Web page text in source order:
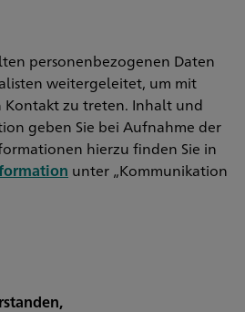
personenbezogenen Daten
weitergeleitet, um mit
Kontakt zu treten. Inhalt und
geben Sie bei Aufnahme der
hierzu finden Sie in
unter „Kommunikation